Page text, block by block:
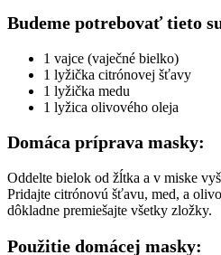
Budeme potrebovať tieto
1 vajce (vaječné bielko)
1 lyžička citrónovej šťavy
1 lyžička medu
1 lyžica olivového oleja
Domáca príprava masky:
Oddelte bielok od žĺtka a v miske
Pridajte citrónovú šťavu, med, a
dôkladne premiešajte všetky zložky.
Použitie domácej masky: